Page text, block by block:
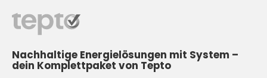
Nachhaltige Energielösungen mit System –
dein Komplettpaket von Tepto